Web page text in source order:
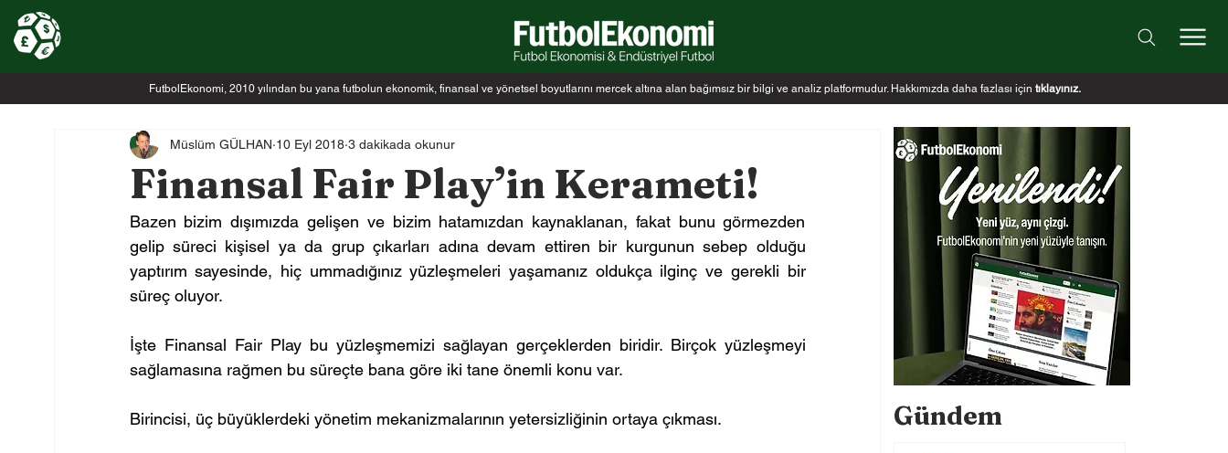
FutbolEkonomi, 2010 yılından bu yana futbolun ekonomik, finansal ve yönetsel boyutlarını mercek altına alan bağımsız bir bilgi ve analiz platformudur. Hakkımızda daha fazlası için tıklayınız.
Finansal Fair Play’in Kerameti!
Müslüm GÜLHAN 10 Eyl 2018 3 dakikada okunur
Bazen bizim dışımızda gelişen ve bizim hatamızdan kaynaklanan, fakat bunu görmezden
gelip süreci kişisel ya da grup çıkarları adına devam ettiren bir kurgunun sebep olduğu
yaptırım sayesinde, hiç ummadığınız yüzleşmeleri yaşamanız oldukça ilginç ve gerekli bir
süreç oluyor.
İşte Finansal Fair Play bu yüzleşmemizi sağlayan gerçeklerden biridir. Birçok yüzleşmeyi
sağlamasına rağmen bu süreçte bana göre iki tane önemli konu var.
Birincisi, üç büyüklerdeki yönetim mekanizmalarının yetersizliğinin ortaya çıkması. Gündem